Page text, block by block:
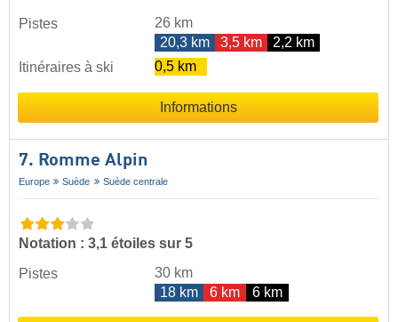
Pistes
26 km
20,3 km
3,5 km
2,2 km
Itinéraires à ski
0,5 km
Informations
7. Romme Alpin
Europe Suède Suède centrale
Notation : 3,1 étoiles sur 5
Pistes
30 km
18 km
6 km 6 km